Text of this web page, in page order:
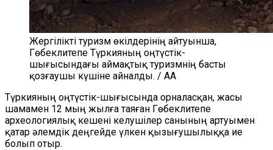
Жергілікті туризм өкілдерінің айтуынша,
Гөбеклитепе Түркияның оңтүстік-
шығысындағы аймақтық туризмнің басты
қозғаушы күшіне айналды. / AA
Түркияның оңтүстік-шығысында орналасқан, жасы
шамамен 12 мың жылға таяған Гөбеклитепе
археологиялық кешені келушілер санының артуымен
қатар әлемдік деңгейде үлкен қызығушылыққа ие
болып отыр.